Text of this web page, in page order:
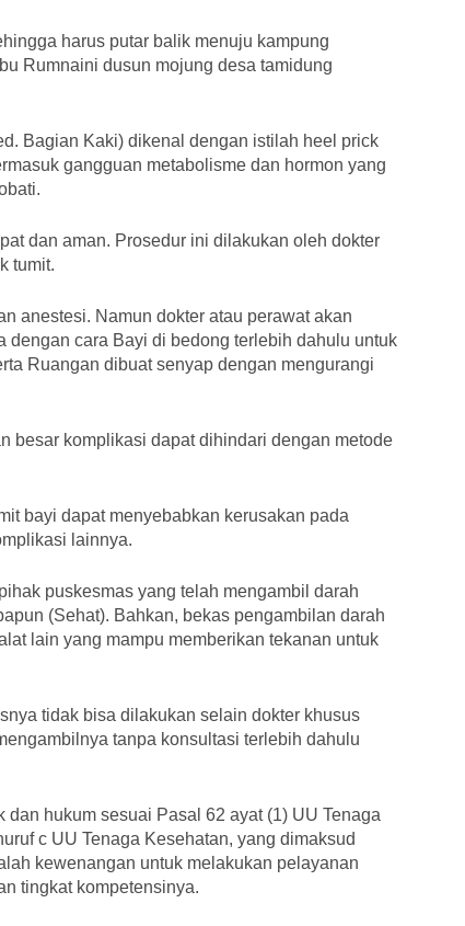
harus putar balik menuju kampung
Rumnaini dusun mojung desa tamidung
Bagian Kaki) dikenal dengan istilah heel prick
gangguan metabolisme dan hormon yang
dan aman. Prosedur ini dilakukan oleh dokter
tumit.
anestesi. Namun dokter atau perawat akan
cara Bayi di bedong terlebih dahulu untuk
Ruangan dibuat senyap dengan mengurangi
besar komplikasi dapat dihindari dengan metode
bayi dapat menyebabkan kerusakan pada
lainnya.
puskesmas yang telah mengambil darah
(Sehat). Bahkan, bekas pengambilan darah
lain yang mampu memberikan tekanan untuk
tidak bisa dilakukan selain dokter khusus
tanpa konsultasi terlebih dahulu
hukum sesuai Pasal 62 ayat (1) UU Tenaga
c UU Tenaga Kesehatan, yang dimaksud
kewenangan untuk melakukan pelayanan
tingkat kompetensinya.